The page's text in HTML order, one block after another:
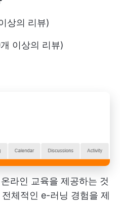
상의 리뷰)
이상의 리뷰)
라인 교육을 제공하는 것
체적인 e-러닝 경험을 제